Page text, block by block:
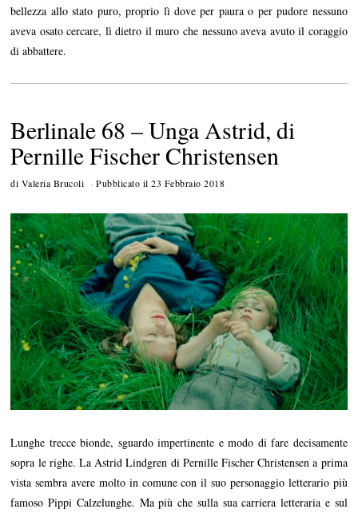
bellezza allo stato puro, proprio lì dove per paura o per pudore nessuno
aveva osato cercare, lì dietro il muro che nessuno aveva avuto il coraggio
di abbattere.
Berlinale 68 – Unga Astrid, di
Pernille Fischer Christensen
di Valeria Brucoli Pubblicato il 23 Febbraio 2018
Lunghe trecce bionde, sguardo impertinente e modo di fare decisamente
sopra le righe. La Astrid Lindgren di Pernille Fischer Christensen a prima
vista sembra avere molto in comune con il suo personaggio letterario più
famoso Pippi Calzelunghe. Ma più che sulla sua carriera letteraria e sul